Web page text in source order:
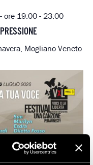
ore 19:00- 23:00
Mogliano Veneto